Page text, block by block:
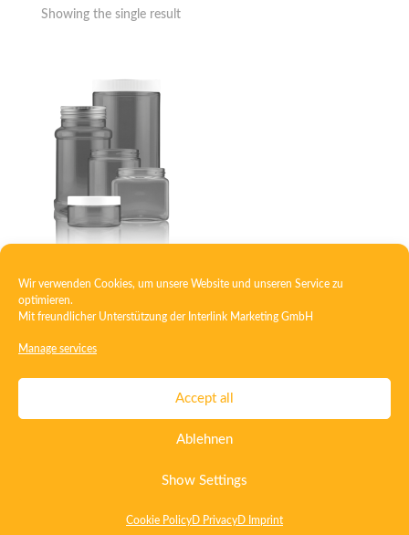
Wir verwenden Cookies, um unsere Website und unseren Service zu
optimieren.
Mit freundlicher Unterstützung der Interlink Marketing GmbH
Manage services
Accept all
Ablehnen
Show Settings
Cookie Policy D Privacy D Imprint
Showing the single result
Container PET
Contact Imprint Privacy
T&C
Certificate ISO 15378
Whistleblowing System